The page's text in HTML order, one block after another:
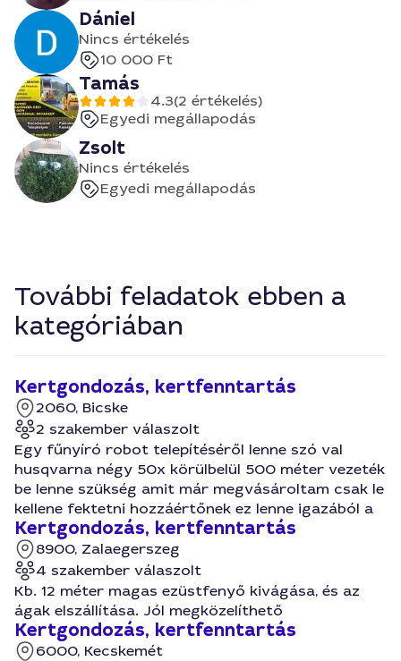
Dániel
Nincs értékelés
10 000 Ft
Tamás
4.3(2 értékelés)
Egyedi megállapodás
Zsolt
Nincs értékelés
Egyedi megállapodás
További feladatok ebben a
kategóriában
Kertgondozás, kertfenntartás
2060, Bicske
2 szakember válaszolt
Egy fűnyíró robot telepítéséről lenne szó val
husqvarna négy 50x körülbelül 500 méter vezeték
be lenne szükség amit már megvásároltam csak le
kellene fektetni hozzáértőnek ez lenne igazából a
Kertgondozás, kertfenntartás
8900, Zalaegerszeg
4 szakember válaszolt
Kb. 12 méter magas ezüstfenyő kivágása, és az
ágak elszállítása. Jól megközelíthető
Kertgondozás, kertfenntartás
6000, Kecskemét